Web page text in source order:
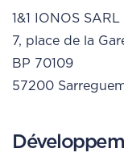
1&1 IONOS SARL
7, place de la
BP 70109
57200